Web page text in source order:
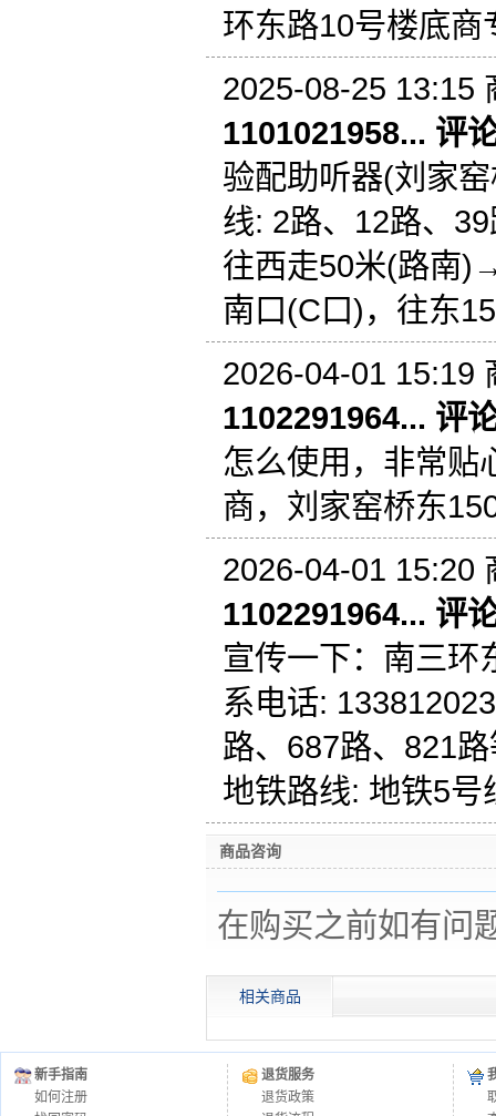
环东路10号楼底
2025-08-25 13:15
1101021958... 评
验配助听器(刘家
线: 2路、12路、
往西走50米(路南
南口(C口)，往东
2026-04-01 15:19
1102291964... 评
怎么使用，非常贴
商，刘家窑桥东
2026-04-01 15:20
1102291964... 评
宣传一下：南三环
系电话:
路、687路、821
地铁路线: 地铁5
商品咨询
在购买之前如有问
相关商品
新手指南
如何注册
退货服务
退货政策